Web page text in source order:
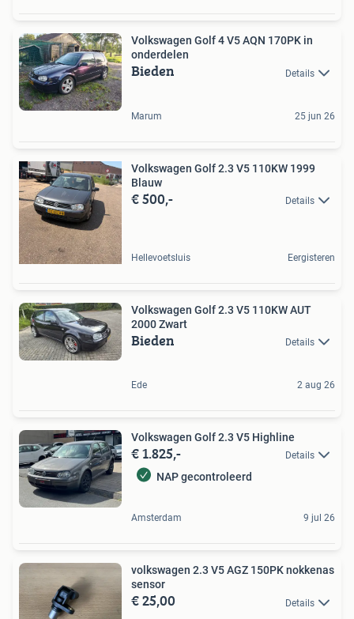
Volkswagen Golf 4 V5 AQN 170PK in
onderdelen
Bieden Details
Marum 25 jun 26
Volkswagen Golf 2.3 V5 110KW 1999
Blauw
€ 500,- Details
Hellevoetsluis Eergisteren
Volkswagen Golf 2.3 V5 110KW AUT
2000 Zwart
Bieden Details
Ede 2 aug 26
Volkswagen Golf 2.3 V5 Highline
€ 1.825,- Details
NAP gecontroleerd
Amsterdam 9 jul 26
volkswagen 2.3 V5 AGZ 150PK nokkenas
sensor
€ 25,00 Details